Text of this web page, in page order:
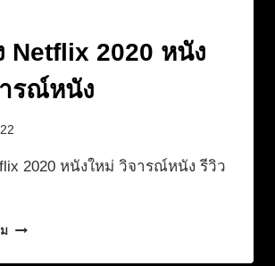
Netflix 2020 หนัง
รณ์หนัง
2020 หนังใหม่ วิจารณ์หนัง รีวิว
รีวิว